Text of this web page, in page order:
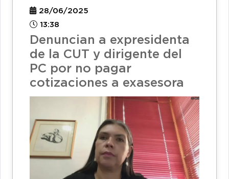
28/06/2025
13:38
Denuncian a expresidenta
de la CUT y dirigente del
PC por no pagar
cotizaciones a exasesora